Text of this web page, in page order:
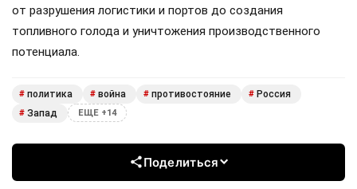
от разрушения логистики и портов до создания
топливного голода и уничтожения производственного
потенциала.
# политика # война # противостояние # Россия
# Запад ЕЩЕ +14
Поделиться